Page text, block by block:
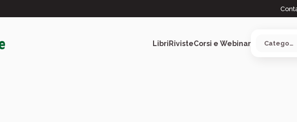
LibriRivisteCorsi e Webinar